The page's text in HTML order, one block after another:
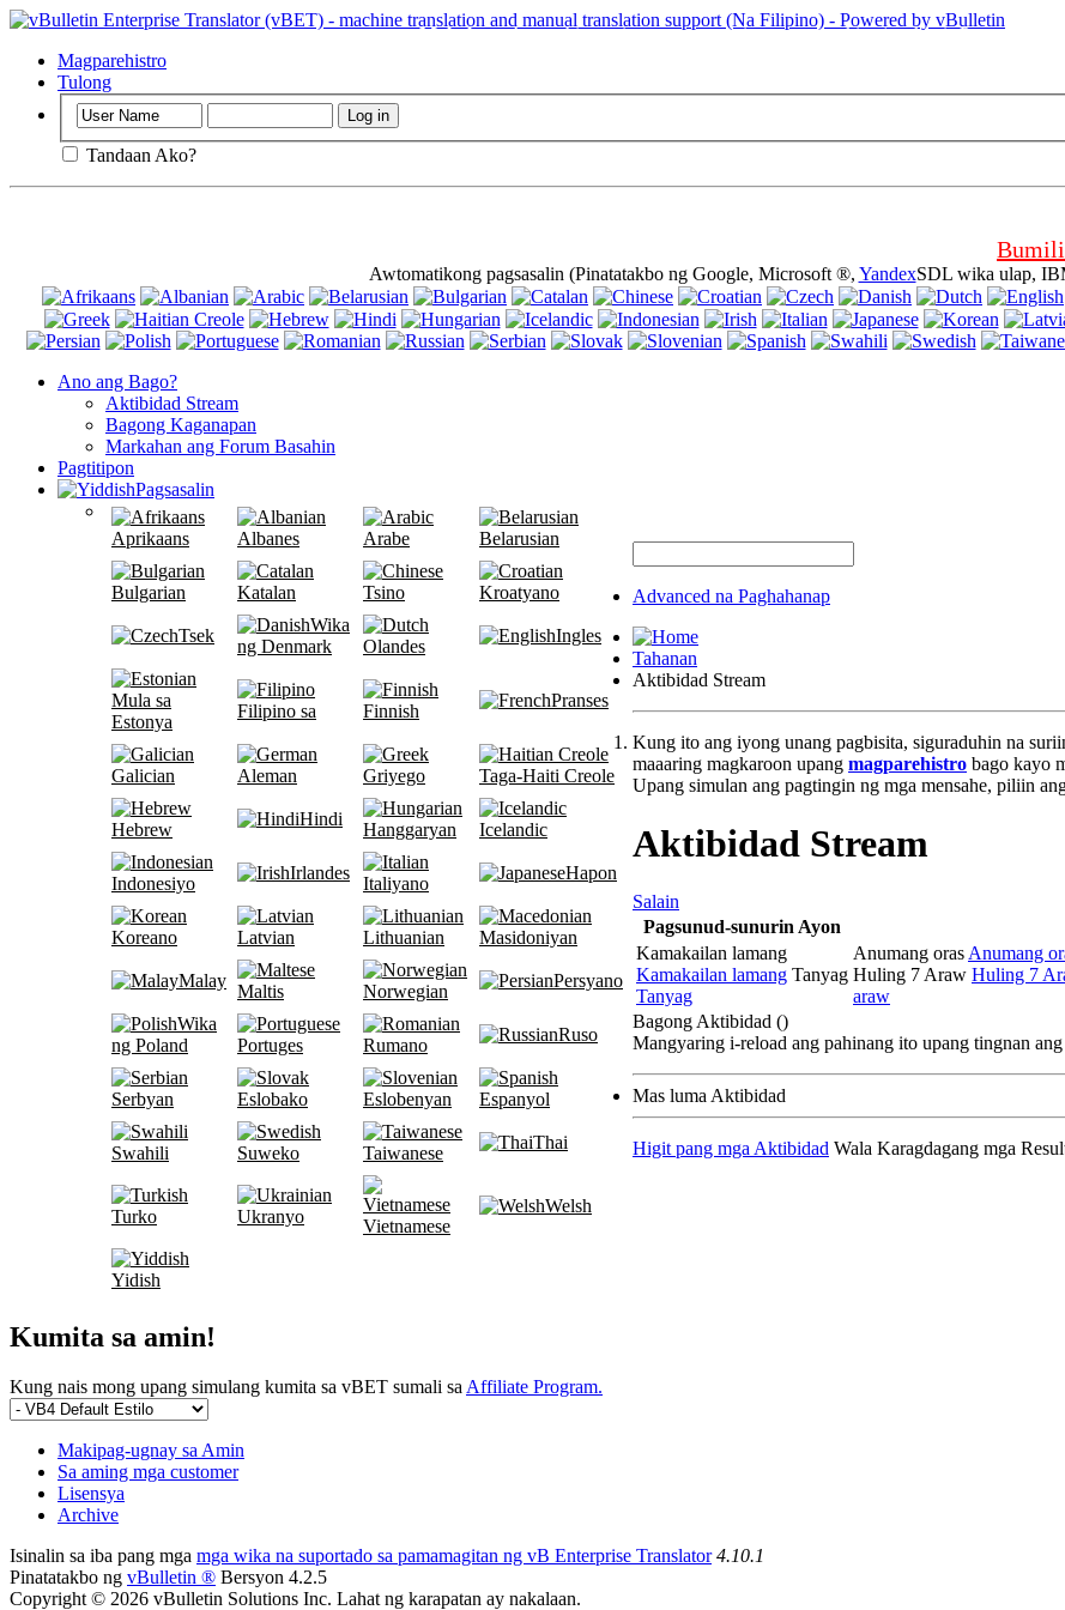
Mahalaga: Ang pahinang ito ay gumagamit ng mga cookies (cookies). Paggamit ng
Magparehistro
Tulong
Tandaan Ako?
Bumili
Awtomatikong pagsasalin (Pinatatakbo ng Google, Microsoft ®, YandexSDL wika ulap,
Ano ang Bago?
Aktibidad Stream
Bagong Kaganapan
Markahan ang Forum Basahin
Pagtitipon
Pagsasalin
Aprikaans Albanes Arabe Belarusian
Bulgarian Katalan Tsino Kroatyano
Tsek
Wika
ng Denmark
Olandes
Ingles
Mula sa
Estonya
Filipino sa Finnish
Pranses
Galician Aleman Griyego Taga-Haiti Creole
Hebrew
Hindi
Hanggaryan Icelandic
Indonesiyo
Irlandes
Italiyano
Hapon
Koreano Latvian Lithuanian Masidoniyan
Malay
Maltis Norwegian
Persyano
Wika
ng Poland
Portuges Rumano
Ruso
Serbyan Eslobako Eslobenyan Espanyol
Swahili Suweko Taiwanese
Thai
Turko Ukranyo Vietnamese
Welsh
Yidish
Advanced na Paghahanap
Tahanan
Aktibidad Stream
Kumita sa amin!
Kung nais mong upang simulang kumita sa vBET sumali saAffiliate Program.
Kung ito ang iyong unang pagbisita, siguraduhin na
maaaring magkaroon upang magparehistro bago kayo
Upang simulan ang pagtingin ng mga mensahe, piliin
Aktibidad Stream
Salain
Pagsunud-sunurin Ayon
Kamakailan lamang
Kamakailan lamang Tanyag
Tanyag
Anumang orasAnumang
Huling 7 Araw Huling 7
araw
Bagong Aktibidad ()
Mangyaring i-reload ang pahinang ito upang tingnan
Mas luma Aktibidad
Higit pang mga Aktibidad Wala Karagdagang mga
Makipag-ugnay sa Amin
Sa aming mga customer
Lisensya
Archive
Isinalin sa iba pang mga mga wika na suportado sa pamamagitan ng vB Enterprise Translator 4.10.1
Pinatatakbo ng vBulletin ® Bersyon 4.2.5
Copyright © 2026 vBulletin Solutions Inc. Lahat ng karapatan ay nakalaan.